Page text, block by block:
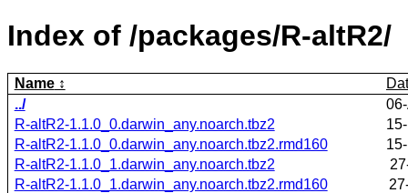
Index of /packages/R-altR2/
Name
../
R-altR2-1.1.0_0.darwin_any.noarch.tbz2
R-altR2-1.1.0_0.darwin_any.noarch.tbz2.rmd160
R-altR2-1.1.0_1.darwin_any.noarch.tbz2
R-altR2-1.1.0_1.darwin_any.noarch.tbz2.rmd160